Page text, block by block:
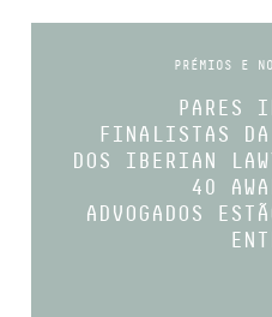
PRÉMIOS E
PARES
FINALISTAS
DOS IBERIAN
40
ADVOGADOS